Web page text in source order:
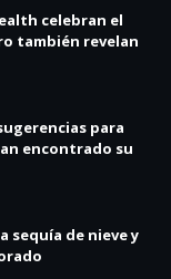
celebran el
también revelan
para
encontrado su
sequía de nieve y